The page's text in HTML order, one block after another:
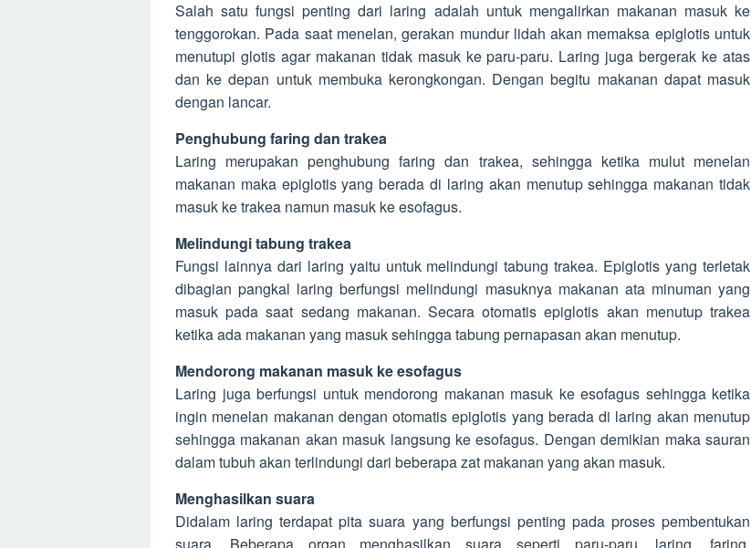
Salah satu fungsi penting dari laring adalah untuk mengalirkan makanan masuk ke
tenggorokan. Pada saat menelan, gerakan mundur lidah akan memaksa epiglotis untuk
menutupi glotis agar makanan tidak masuk ke paru-paru. Laring juga bergerak ke atas
dan ke depan untuk membuka kerongkongan. Dengan begitu makanan dapat masuk
dengan lancar.
Penghubung faring dan trakea
Laring merupakan penghubung faring dan trakea, sehingga ketika mulut menelan
makanan maka epiglotis yang berada di laring akan menutup sehingga makanan tidak
masuk ke trakea namun masuk ke esofagus.
Melindungi tabung trakea
Fungsi lainnya dari laring yaitu untuk melindungi tabung trakea. Epiglotis yang terletak
dibagian pangkal laring berfungsi melindungi masuknya makanan ata minuman yang
masuk pada saat sedang makanan. Secara otomatis epiglotis akan menutup trakea
ketika ada makanan yang masuk sehingga tabung pernapasan akan menutup.
Mendorong makanan masuk ke esofagus
Laring juga berfungsi untuk mendorong makanan masuk ke esofagus sehingga ketika
ingin menelan makanan dengan otomatis epiglotis yang berada di laring akan menutup
sehingga makanan akan masuk langsung ke esofagus. Dengan demikian maka sauran
dalam tubuh akan terlindungi dari beberapa zat makanan yang akan masuk.
Menghasilkan suara
Didalam laring terdapat pita suara yang berfungsi penting pada proses pembentukan